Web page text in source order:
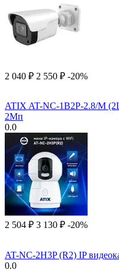
2 040 ₽ 2 550 ₽ -20%
ATIX AT-NC-1B2P-2.8/M
2Мп
0.0
2 504 ₽ 3 130 ₽ -20%
AT-NC-2H3P (R2) IP
0.0